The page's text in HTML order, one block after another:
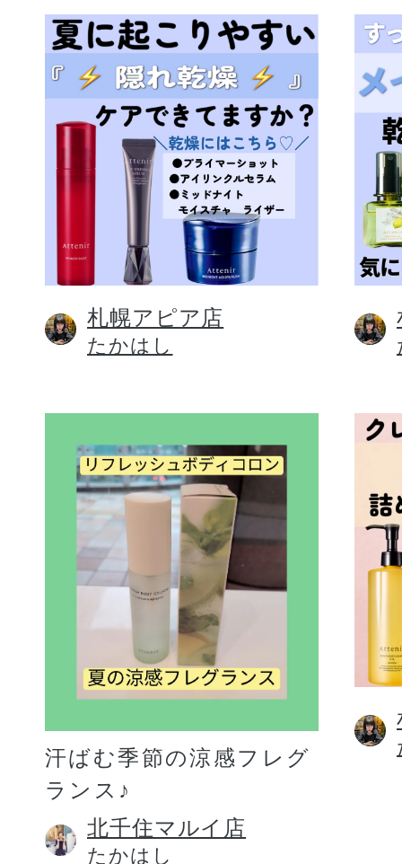
札幌アピア店
たかはし
汗ばむ季節の涼感フレグ
ランス♪
北千住マルイ店
たかはし